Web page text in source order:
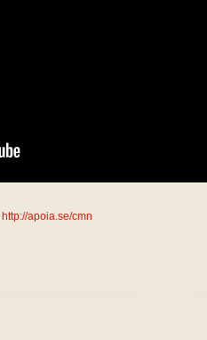
http://apoia.se/cmn